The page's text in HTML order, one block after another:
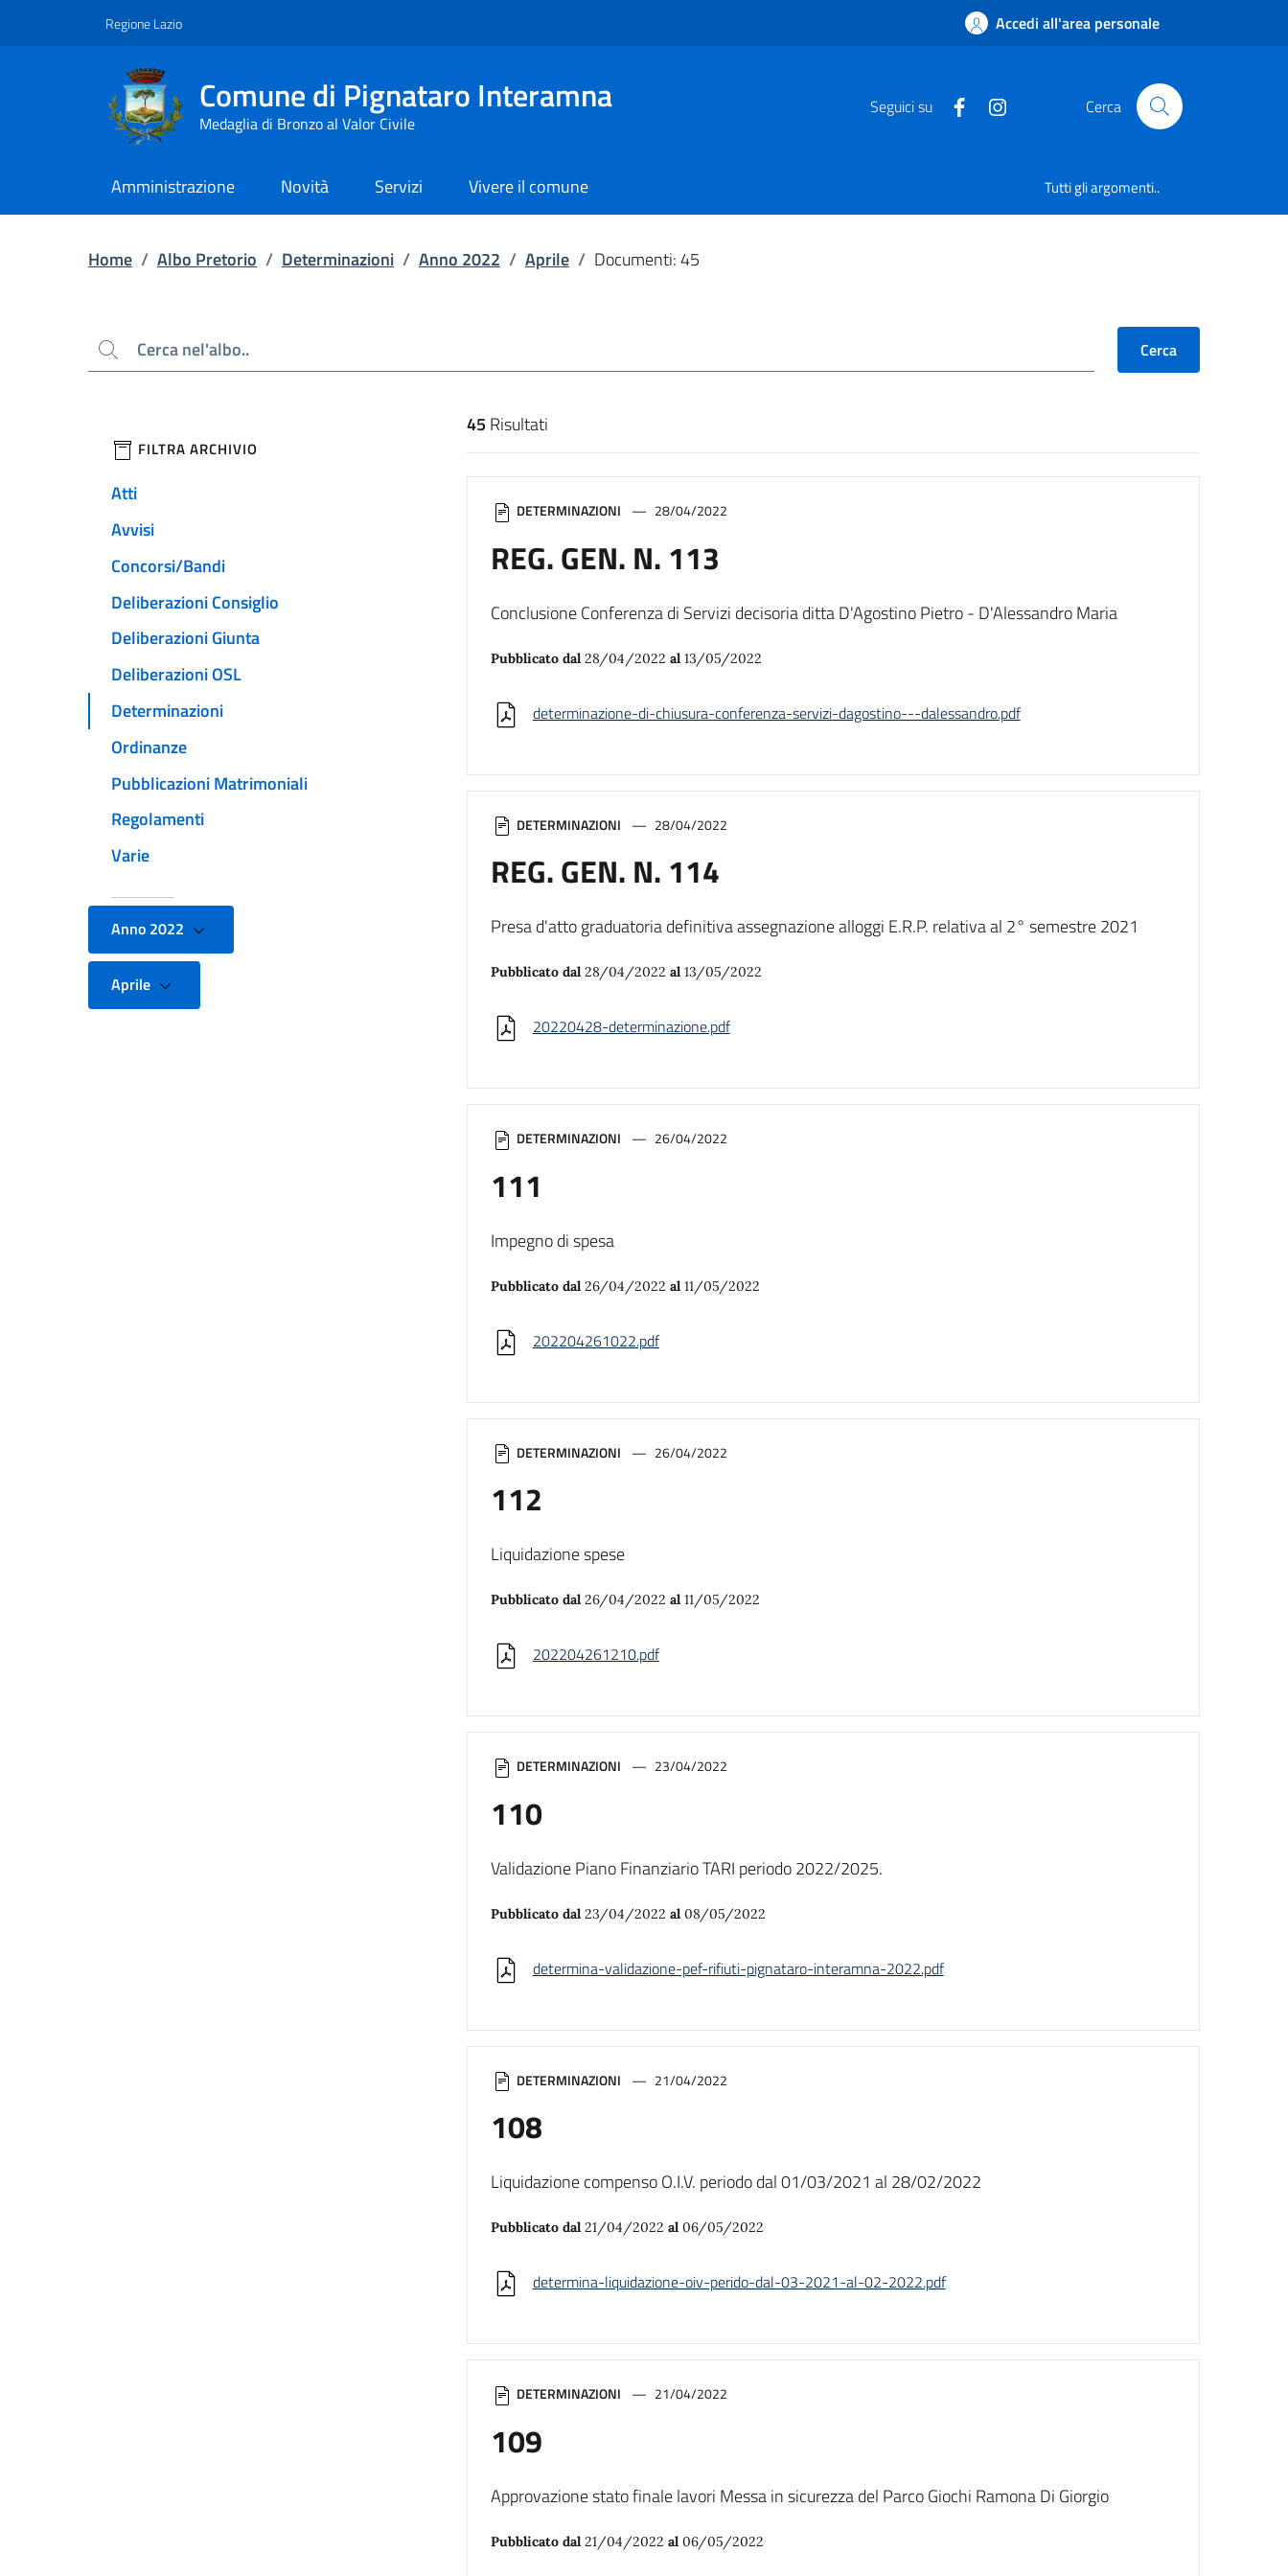
Regione Lazio Accedi all'area personale
Comune di Pignataro Interamna
Medaglia di Bronzo al Valor Civile
Seguici su Cerca
Amministrazione Novità Servizi Vivere il comune Tutti gli argomenti..
Home / Albo Pretorio / Determinazioni / Anno 2022 / Aprile / Documenti: 45
Cerca Cerca
filtri da applicare
FILTRA ARCHIVIO
Atti
Avvisi
Concorsi/Bandi
Deliberazioni Consiglio
Deliberazioni Giunta
Deliberazioni OSL
Determinazioni
Ordinanze
Pubblicazioni Matrimoniali
Regolamenti
Varie
Anno 2022
Aprile
Risultati di ricerca
45 Risultati
DETERMINAZIONI 28/04/2022
REG. GEN. N. 113
Conclusione Conferenza di Servizi decisoria ditta D'Agostino Pietro - D'Alessandro Maria
Pubblicato dal 28/04/2022 al13/05/2022
determinazione-di-chiusura-conferenza-servizi-dagostino---dalessandro.pdf
DETERMINAZIONI 28/04/2022
REG. GEN. N. 114
Presa d'atto graduatoria definitiva assegnazione alloggi E.R.P. relativa al 2° semestre 2021
Pubblicato dal 28/04/2022 al13/05/2022
20220428-determinazione.pdf
DETERMINAZIONI 26/04/2022
111
Impegno di spesa
Pubblicato dal 26/04/2022 al11/05/2022
202204261022.pdf
DETERMINAZIONI 26/04/2022
112
Liquidazione spese
Pubblicato dal 26/04/2022 al11/05/2022
202204261210.pdf
DETERMINAZIONI 23/04/2022
110
Validazione Piano Finanziario TARI periodo 2022/2025.
Pubblicato dal 23/04/2022 al08/05/2022
determina-validazione-pef-rifiuti-pignataro-interamna-2022.pdf
DETERMINAZIONI 21/04/2022
108
Liquidazione compenso O.I.V. periodo dal 01/03/2021 al 28/02/2022
Pubblicato dal 21/04/2022 al06/05/2022
determina-liquidazione-oiv-perido-dal-03-2021-al-02-2022.pdf
DETERMINAZIONI 21/04/2022
109
Approvazione stato finale lavori Messa in sicurezza del Parco Giochi Ramona Di Giorgio
Pubblicato dal 21/04/2022 al06/05/2022